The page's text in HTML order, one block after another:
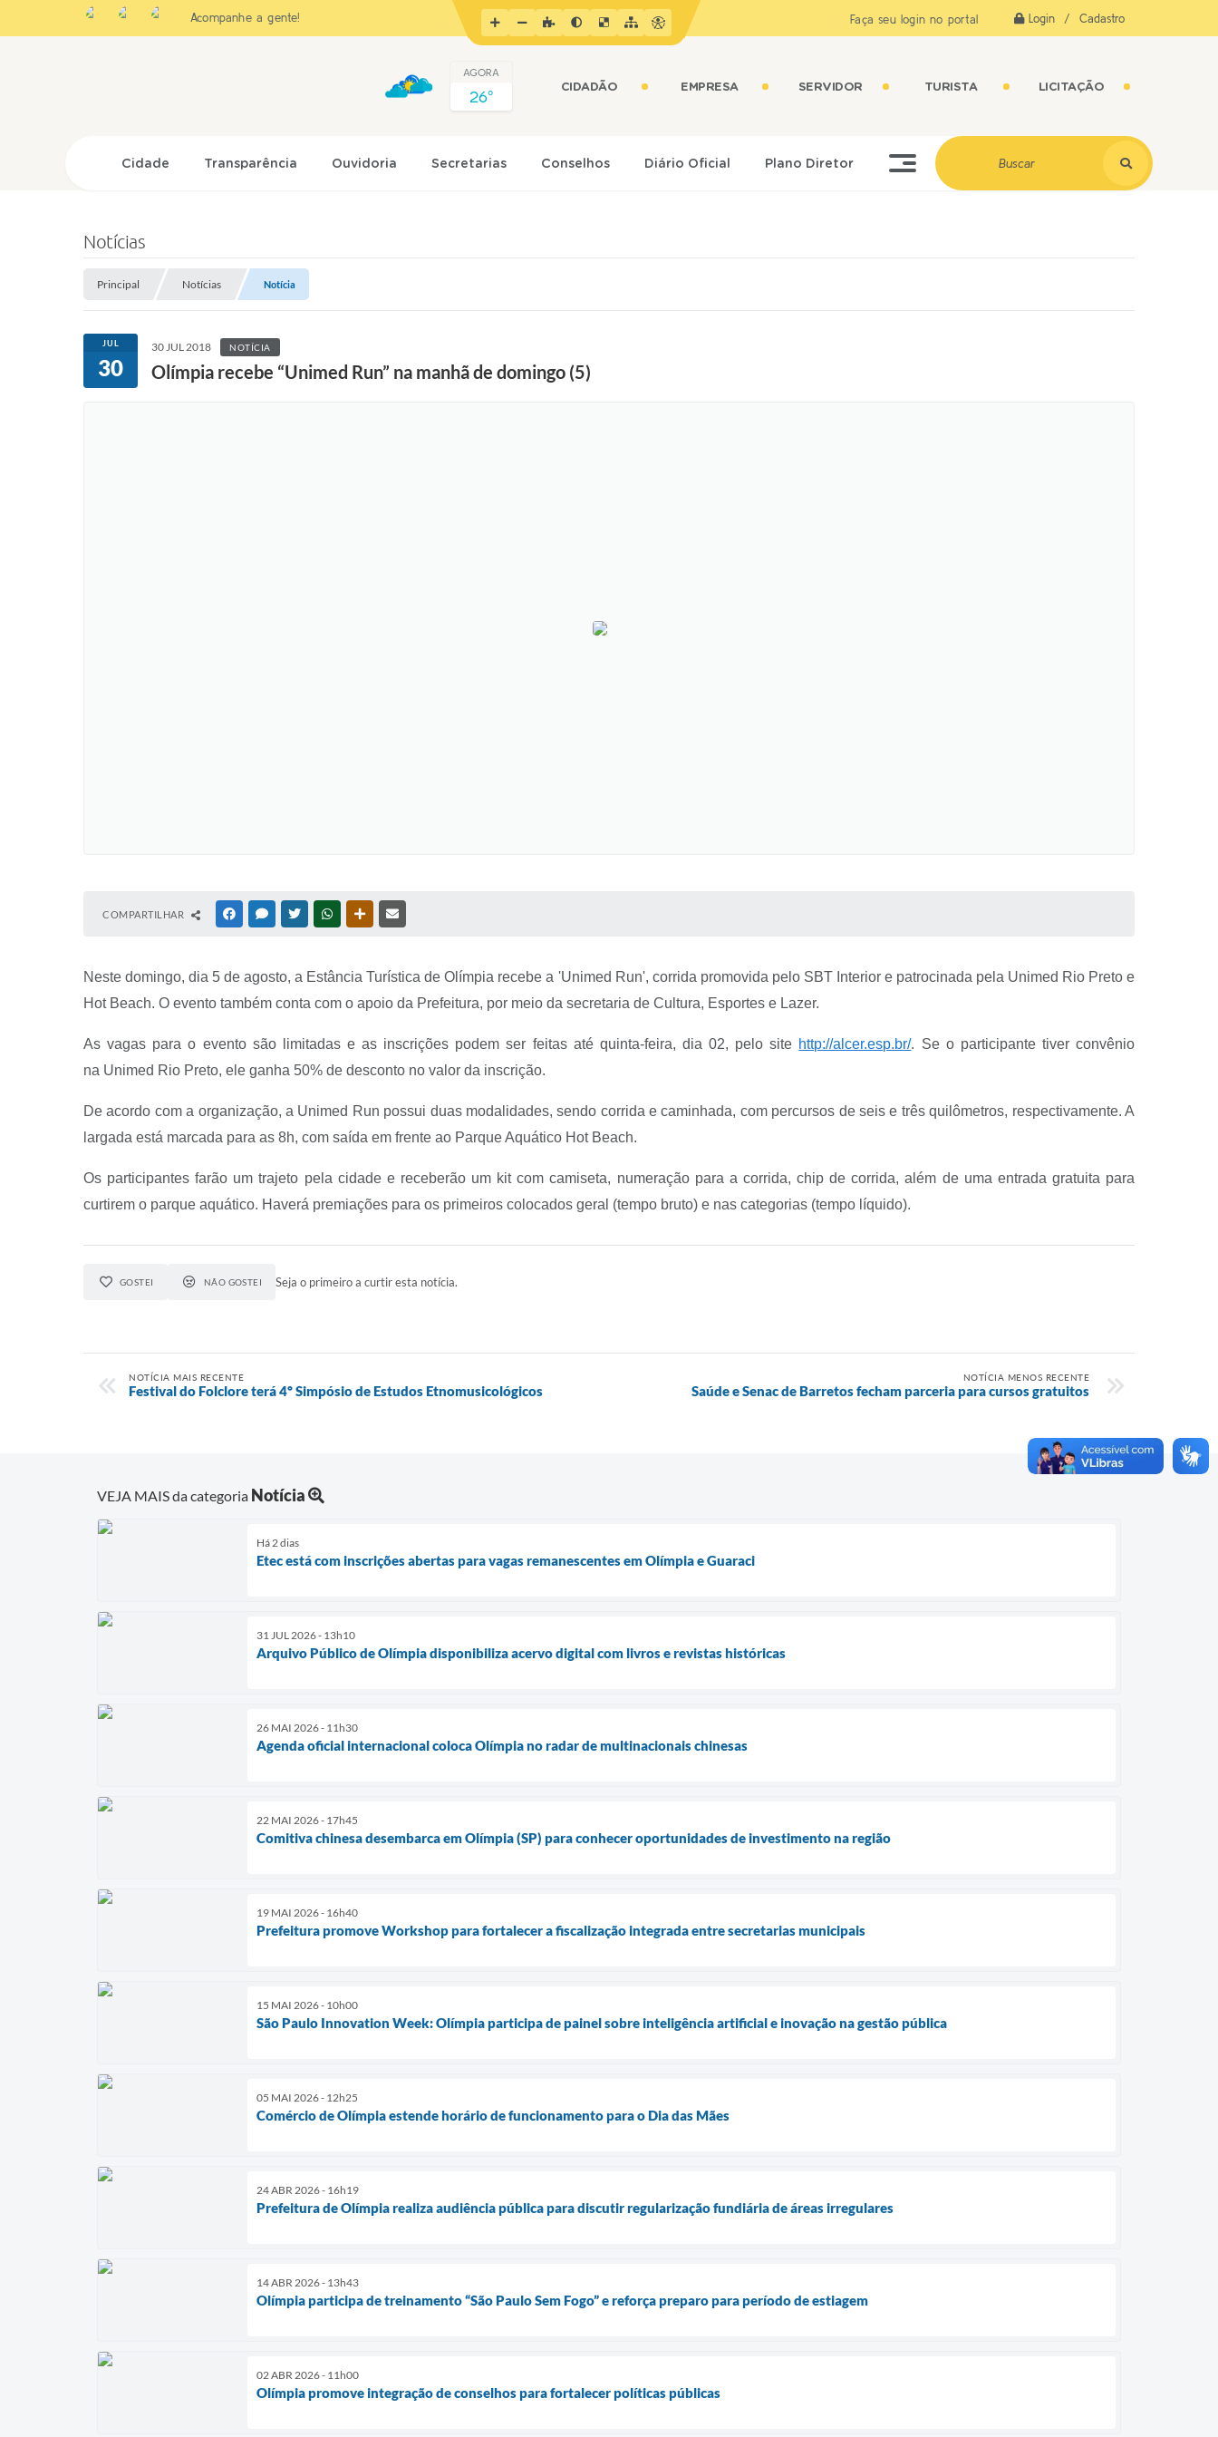
Faça seu login no portal Login / Cadastro
Acompanhe a gente!
CIDADÃO EMPRESA SERVIDOR TURISTA LICITAÇÃO
AGORA
26º
Cidade Transparência Ouvidoria Secretarias Conselhos Diário Oficial Plano Diretor
Notícias
Principal Notícias Notícia
JUL
30
30 JUL 2018 NOTÍCIA
Olímpia recebe “Unimed Run” na manhã de domingo (5)
COMPARTILHAR FACEBOOKMESSENGER
TWITTERWHATSAPPOUTRAS MÍDIAS
Neste domingo, dia 5 de agosto, a Estância Turística de Olímpia recebe a 'Unimed Run', corrida promovida pelo SBT Interior e patrocinada pela Unimed Rio Preto e
Hot Beach. O evento também conta com o apoio da Prefeitura, por meio da secretaria de Cultura, Esportes e Lazer.
As vagas para o evento são limitadas e as inscrições podem ser feitas até quinta-feira, dia 02, pelo site http://alcer.esp.br/. Se o participante tiver convênio
na Unimed Rio Preto, ele ganha 50% de desconto no valor da inscrição.
De acordo com a organização, a Unimed Run possui duas modalidades, sendo corrida e caminhada, com percursos de seis e três quilômetros, respectivamente. A
largada está marcada para as 8h, com saída em frente ao Parque Aquático Hot Beach.
Os participantes farão um trajeto pela cidade e receberão um kit com camiseta, numeração para a corrida, chip de corrida, além de uma entrada gratuita para
curtirem o parque aquático. Haverá premiações para os primeiros colocados geral (tempo bruto) e nas categorias (tempo líquido).
GOSTEI NÃO GOSTEI Seja o primeiro a curtir esta notícia.
NOTÍCIA MAIS RECENTE
Festival do Folclore terá 4º Simpósio de Estudos Etnomusicológicos
NOTÍCIA MENOS RECENTE
Saúde e Senac de Barretos fecham parceria para cursos gratuitos
VEJA MAIS da categoria Notícia
Há 2 dias
Etec está com inscrições abertas para vagas remanescentes em Olímpia e Guaraci
31 JUL 2026 - 13h10
Arquivo Público de Olímpia disponibiliza acervo digital com livros e revistas históricas
26 MAI 2026 - 11h30
Agenda oficial internacional coloca Olímpia no radar de multinacionais chinesas
22 MAI 2026 - 17h45
Comitiva chinesa desembarca em Olímpia (SP) para conhecer oportunidades de investimento na região
19 MAI 2026 - 16h40
Prefeitura promove Workshop para fortalecer a fiscalização integrada entre secretarias municipais
15 MAI 2026 - 10h00
São Paulo Innovation Week: Olímpia participa de painel sobre inteligência artificial e inovação na gestão pública
05 MAI 2026 - 12h25
Comércio de Olímpia estende horário de funcionamento para o Dia das Mães
24 ABR 2026 - 16h19
Prefeitura de Olímpia realiza audiência pública para discutir regularização fundiária de áreas irregulares
14 ABR 2026 - 13h43
Olímpia participa de treinamento “São Paulo Sem Fogo” e reforça preparo para período de estiagem
02 ABR 2026 - 11h00
Olímpia promove integração de conselhos para fortalecer políticas públicas